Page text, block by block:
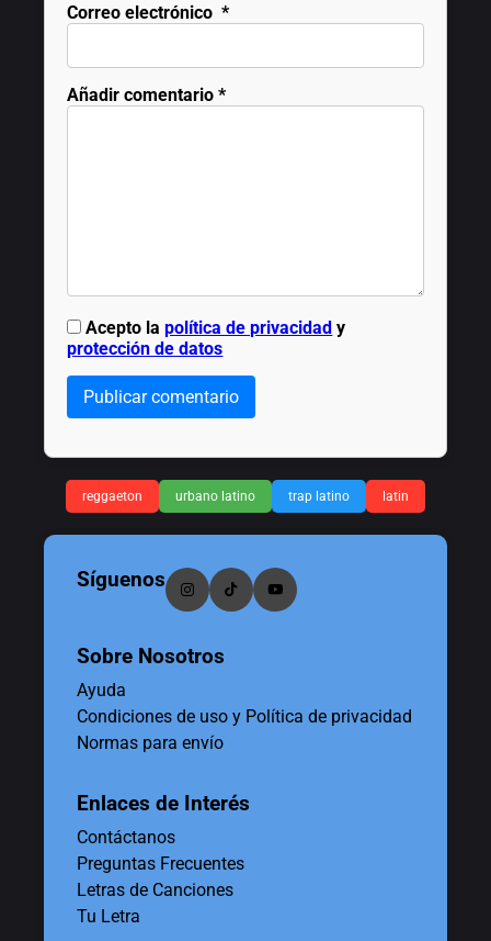
Correo electrónico *
Añadir comentario *
Acepto lapolítica de privacidad y
protección de datos
Publicar comentario
reggaeton urbano latino trap latino latin
Síguenos
Sobre Nosotros
Ayuda
Condiciones de uso y Política de privacidad
Normas para envío
Enlaces de Interés
Contáctanos
Preguntas Frecuentes
Letras de Canciones
Tu Letra